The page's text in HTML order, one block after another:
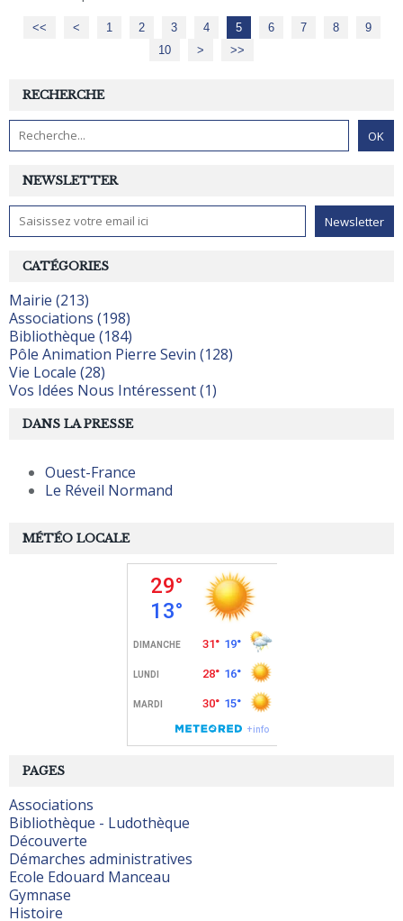
<< < 1 2 3 4 5 6 7 8
9
10
20
30
> >>
NEWSLETTER
RECHERCHE
PAGES
Associations
Bibliothèque - Ludothèque
Découverte
Démarches administratives
Ecole Edouard Manceau
Gymnase
Histoire
CATÉGORIES
Mairie (213)
Associations (198)
Bibliothèque (184)
Pôle Animation Pierre Sevin (128)
Vie Locale (28)
Vos Idées Nous Intéressent (1)
MÉTÉO LOCALE
DANS LA PRESSE
Ouest-France
Le Réveil Normand